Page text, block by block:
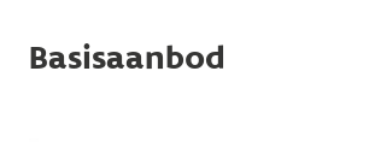
Basisaanbod